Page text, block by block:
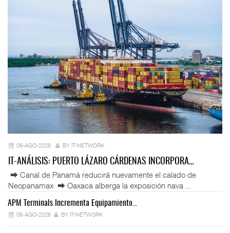
06-AGO-2026 BY IT-NETWORK
IT-ANÁLISIS: PUERTO LÁZARO CÁRDENAS INCORPORA…
⮕ Canal de Panamá reducirá nuevamente el calado de
Neopanamax ⮕ Oaxaca alberga la exposición nava ...
APM Terminals Incrementa Equipamiento…
05-AGO-2026 BY IT-NETWORK